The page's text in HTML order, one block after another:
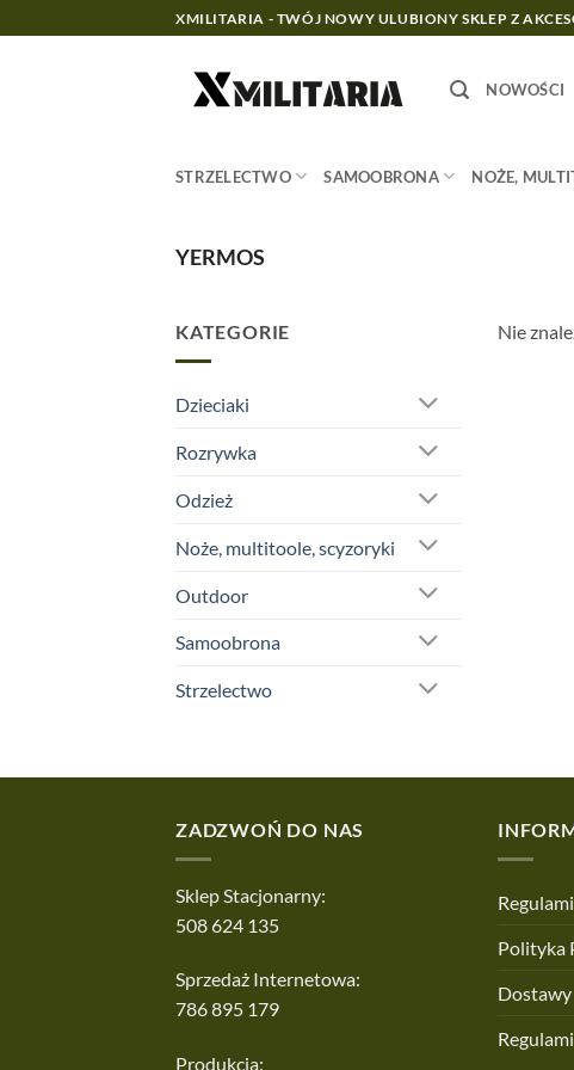
do
XMILITARIA - TWÓJ NOWY ULUBIONY SKLEP Z
NOWOŚCI
STRZELECTWO SAMOOBRONA NOŻE,
YERMOS
KATEGORIE
Dzieciaki
Rozrywka
Odzież
Noże, multitoole, scyzoryki
Outdoor
Samoobrona
Strzelectwo
Nie
ZADZWOŃ DO NAS
Sklep Stacjonarny:
508 624 135
Sprzedaż Internetowa:
786 895 179
Produkcja:
Polityka
Dostawy